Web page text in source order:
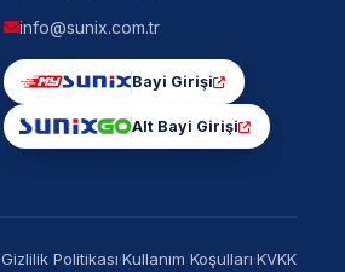
info@sunix.com.tr
Bayi Girişi
Alt Bayi Girişi
Gizlilik Politikası·Kullanım Koşulları·KVKK